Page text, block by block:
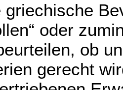
griechische
oder
ob
gerecht